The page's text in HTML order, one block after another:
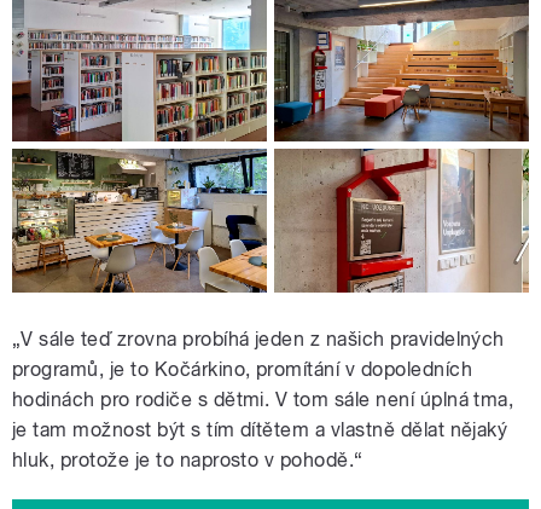
„V sále teď zrovna probíhá jeden z našich pravidelných
programů, je to Kočárkino, promítání v dopoledních
hodinách pro rodiče s dětmi. V tom sále není úplná tma,
je tam možnost být s tím dítětem a vlastně dělat nějaký
hluk, protože je to naprosto v pohodě.“